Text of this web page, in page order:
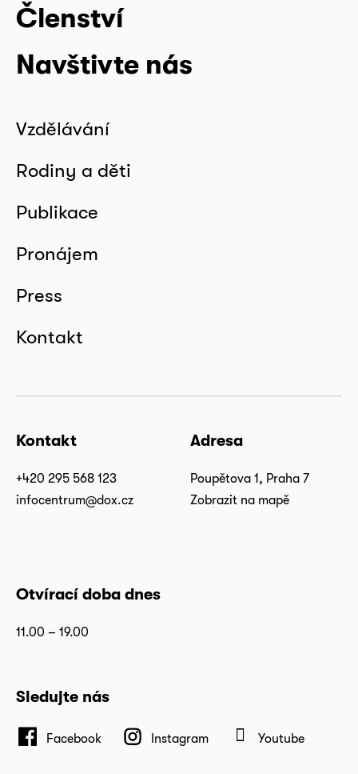
Členství
Navštivte nás
Vzdělávání
Rodiny a děti
Publikace
Pronájem
Press
Kontakt
Kontakt
+420 295 568 123
infocentrum@dox.cz
Adresa
Poupětova 1, Praha 7
Zobrazit na mapě
Otvírací doba dnes
11.00 – 19.00
Sledujte nás
Facebook Instagram Youtube